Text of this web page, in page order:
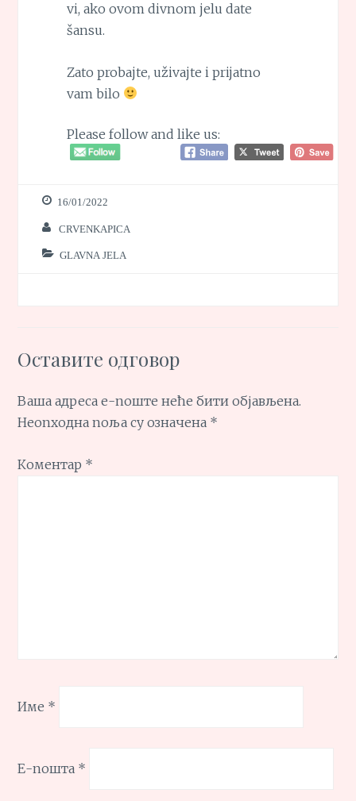
vi, ako ovom divnom jelu date
šansu.
Zato probajte, uživajte i prijatno
vam bilo
Please follow and like us:
16/01/2022
CRVENKAPICA
GLAVNA JELA
Оставите одговор
Ваша адреса е-поште неће бити објављена.
Неопходна поља су означена *
Коментар *
Име *
Е-пошта *